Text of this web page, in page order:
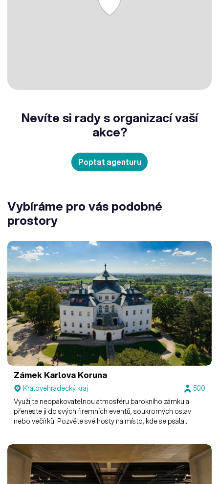
Nevíte si rady s organizací vaší
akce?
Poptat agenturu
Vybíráme pro vás podobné
prostory
Zámek Karlova Koruna
Královehradecký kraj
500
Využijte neopakovatelnou atmosféru barokního zámku a
přeneste ji do svých firemních eventů, soukromých oslav
nebo večírků. Pozvěte své hosty na místo, kde se psala